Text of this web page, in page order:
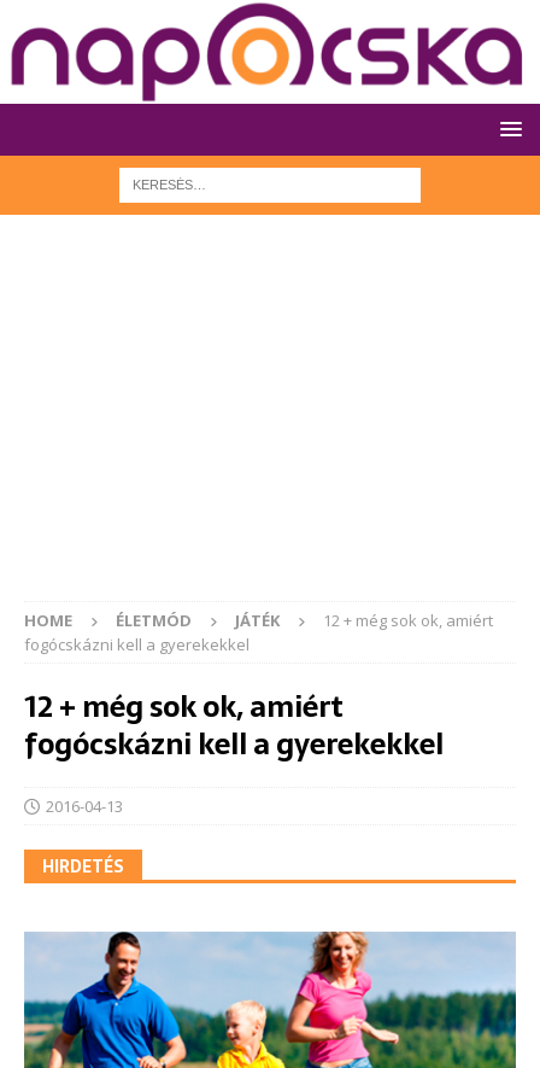
HOME ÉLETMÓD JÁTÉK
12 + még sok ok, amiért
fogócskázni kell a gyerekekkel
12 + még sok ok, amiért
fogócskázni kell a gyerekekkel
2016-04-13
HIRDETÉS